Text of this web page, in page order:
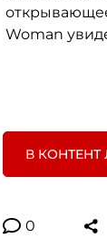
Woman
В КОНТЕНТ
0